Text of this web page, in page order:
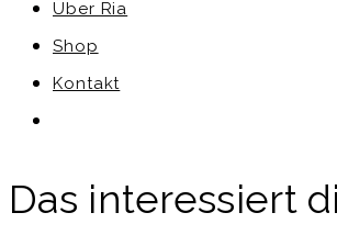
Über Ria
Shop
Kontakt
Das interessiert